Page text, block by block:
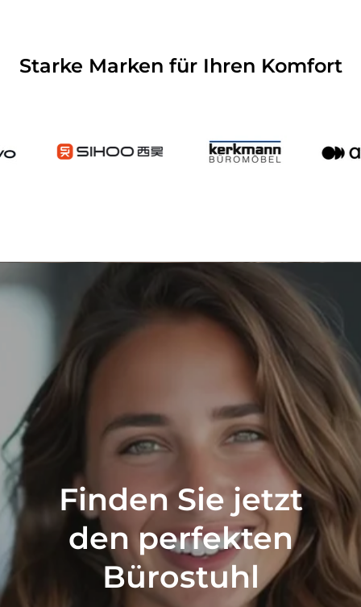
Starke Marken für Ihren Komfort
Finden Sie jetzt
den perfekten
Bürostuhl